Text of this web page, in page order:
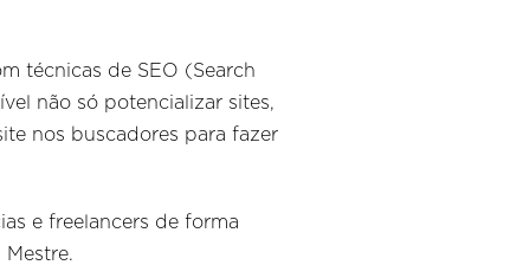
técnicas de SEO (Search
não só potencializar sites,
nos buscadores para fazer
e freelancers de forma